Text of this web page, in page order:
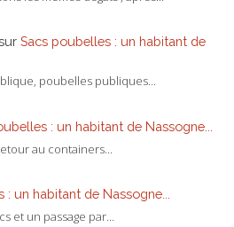
Sacs poubelles : un habitant de
poubelles publiques...
: un habitant de Nassogne...
au containers...
un habitant de Nassogne...
et un passage par...